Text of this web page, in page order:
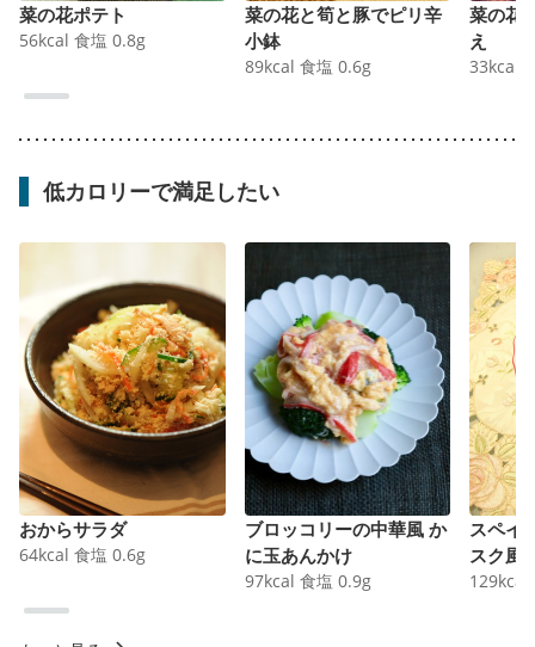
菜の花ポテト
56kcal 食塩 0.8g
菜の花と筍と豚でピリ辛
小鉢
89kcal 食塩 0.6g
菜の花
え
33kcal
低カロリーで満足したい
おからサラダ
64kcal 食塩 0.6g
ブロッコリーの中華風 か
に玉あんかけ
97kcal 食塩 0.9g
スペイ
スク風
129kcal